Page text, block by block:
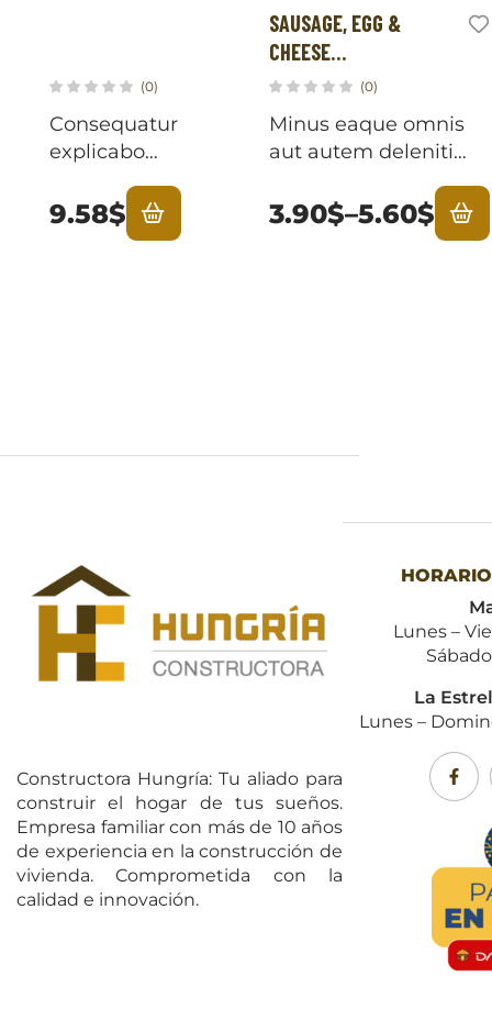
(0)
Consequatur
explicabo
sunt.
Perferendis
9.58$
SAUSAGE, EGG &
CHEESE
CROISSAN’WICH
(0)
Minus eaque omnis
aut autem deleniti
sequi qui libero et
3.90$–5.60$
Constructora Hungría: Tu aliado para
construir el hogar de tus sueños.
Empresa familiar con más de 10 años
de experiencia en la construcción de
vivienda. Comprometida con la
calidad e innovación.
Lunes –
La
Lunes –